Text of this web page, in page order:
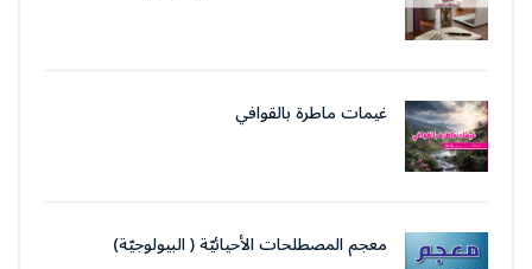
غيمات ماطرة بالقوافي
معجم المصطلحات الأحيائيّة ( البيولوجيّة)